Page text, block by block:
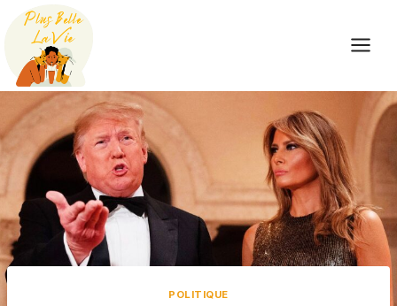
Skip
content
POLITIQUE